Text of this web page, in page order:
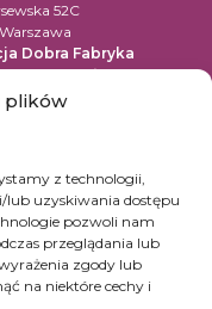
plików
z technologii,
lub uzyskiwania dostępu
pozwoli nam
przeglądania lub
zgody lub
na niektóre cechy i
52C
Dobra Fabryka
47/14
dla wpłat w PLN:
1883 0000 0001 2390
innych walut kliknij